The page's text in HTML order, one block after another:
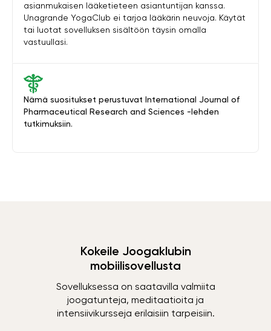
Nämä suositukset perustuvat International Journal of
Pharmaceutical Research and Sciences -lehden
tutkimuksiin.
asianmukaisen lääketieteen asiantuntijan kanssa.
Unagrande YogaClub ei tarjoa lääkärin neuvoja. Käytät
tai luotat sovelluksen sisältöön täysin omalla
vastuullasi.
Kokeile Joogaklubin
mobiilisovellusta
Sovelluksessa on saatavilla valmiita
joogatunteja, meditaatioita ja
intensiivikursseja erilaisiin tarpeisiin.